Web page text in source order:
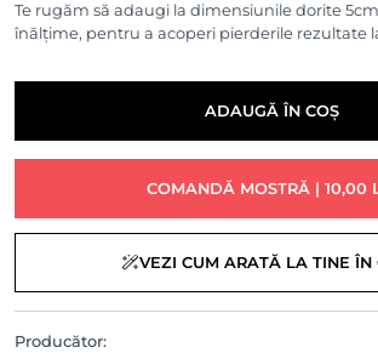
Te rugăm să adaugi la dimensiunile dorite
înălțime, pentru a acoperi pierderile rezultate
ADAUGĂ ÎN COȘ
COMANDĂ MOSTRĂ | 10,00
VEZI CUM ARATĂ LA TINE ÎN
Producător: